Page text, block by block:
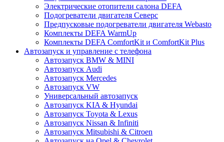
Электрические отопители салона DEFA
Подогреватели двигателя Северс
Предпусковые подогреватели двигателя Webasto
Комплекты DEFA WarmUp
Комплекты DEFA ComfortKit и ComfortKit Plus
Автозапуск и управление с телефона
Автозапуск BMW & MINI
Автозапуск Audi
Автозапуск Mercedes
Автозапуск VW
Универсальный автозапуск
Автозапуск KIA & Hyundai
Автозапуск Toyota & Lexus
Автозапуск Nissan & Infiniti
Автозапуск Mitsubishi & Citroen